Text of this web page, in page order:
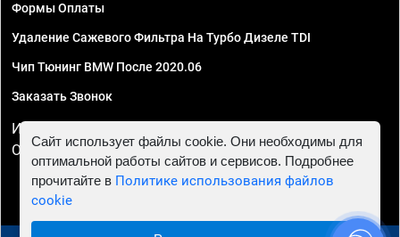
Формы Оплаты
Удаление Сажевого Фильтра На Турбо Дизеле TDI
Чип Тюнинг BMW После 2020.06
Заказать Звонок
ИП Смирнов Георгий Павлович. ИНН 781302555843,
ОГРНИП 324470400032610
Сайт использует файлы cookie. Они необходимы для
оптимальной работы сайтов и сервисов. Подробнее
прочитайте в Политике использования файлов
cookie